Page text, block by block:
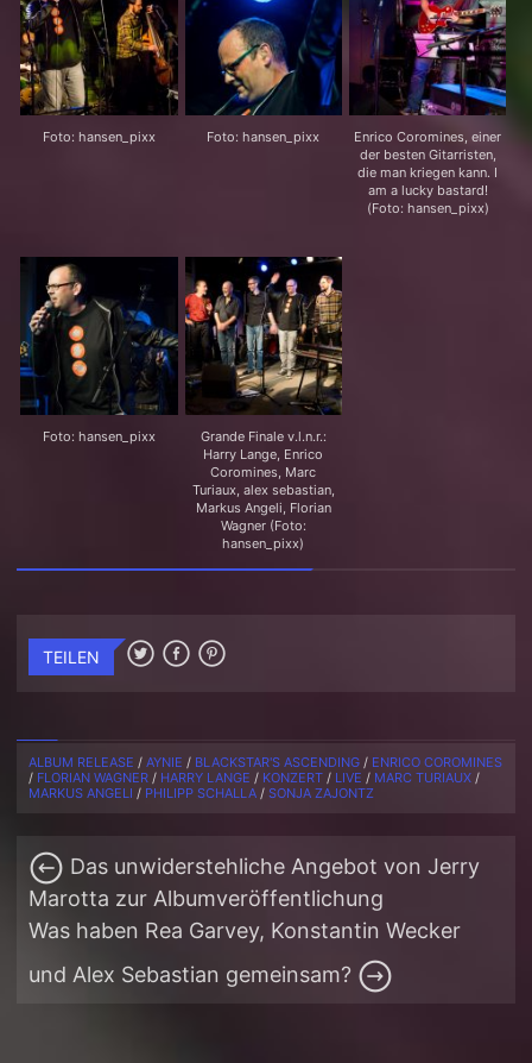
Foto: hansen_pixx Foto: hansen_pixx
Enrico Coromines, einer
der besten Gitarristen,
die man kriegen kann. I
am a lucky bastard!
(Foto: hansen_pixx)
Foto: hansen_pixx
Grande Finale v.l.n.r.:
Harry Lange, Enrico
Coromines, Marc
Turiaux, alex sebastian,
Markus Angeli, Florian
Wagner (Foto:
hansen_pixx)
TEILEN
ALBUM RELEASE /AYNIE / BLACKSTAR'S ASCENDING / ENRICO COROMINES
/ FLORIAN WAGNER / HARRY LANGE / KONZERT / LIVE / MARC TURIAUX /
MARKUS ANGELI / PHILIPP SCHALLA /SONJA ZAJONTZ
Das unwiderstehliche Angebot von Jerry
Marotta zur Albumveröffentlichung
Was haben Rea Garvey, Konstantin Wecker
und Alex Sebastian gemeinsam?